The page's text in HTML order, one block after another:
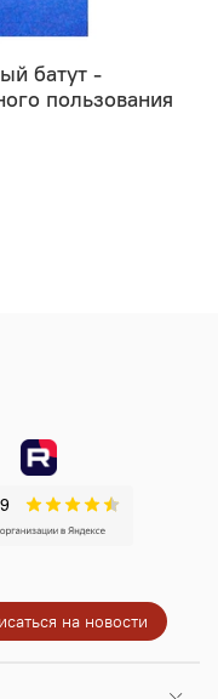
батут -
пользования